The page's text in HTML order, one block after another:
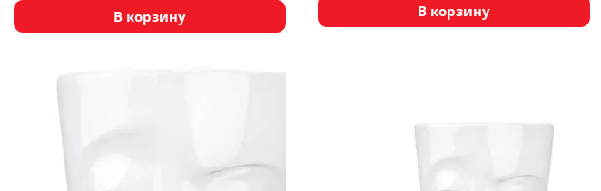
В корзину В корзину